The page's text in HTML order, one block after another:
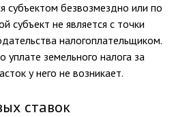
субъектом безвозмездно или по
субъект не является с точки
налогоплательщиком.
уплате земельного налога за
у него не возникает.
ставок